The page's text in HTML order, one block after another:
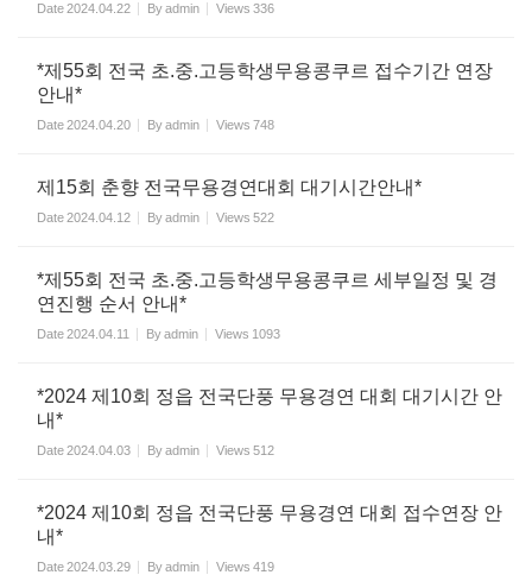
Date2024.04.22 Byadmin Views 336
*제55회 전국 초.중.고등학생무용콩쿠르 접수기간 연장
안내*
Date2024.04.20 Byadmin Views 748
제15회 춘향 전국무용경연대회 대기시간안내*
Date2024.04.12 Byadmin Views 522
*제55회 전국 초.중.고등학생무용콩쿠르 세부일정 및 경
연진행 순서 안내*
Date2024.04.11 Byadmin Views 1093
*2024 제10회 정읍 전국단풍 무용경연 대회 대기시간 안
내*
Date2024.04.03 Byadmin Views 512
*2024 제10회 정읍 전국단풍 무용경연 대회 접수연장 안
내*
Date2024.03.29 Byadmin Views 419